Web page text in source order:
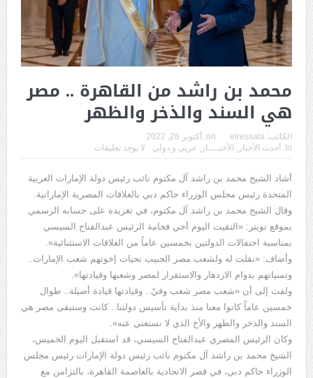
محمد بن راشد من القاهرة .. مصر
هي السند والذخر والظهر
الكاتب: elressala
on:
أكتوبر 28, 2022
In:
أحدث الأخبار , الأخبــــار , عربي و دولي لا يوجد تعليقات
أشاد الشيخ محمد بن راشد آل مكتوم نائب رئيس دولة الإمارات العربية
المتحدة رئيس مجلس الوزراء حاكم دبي بالعلاقات المصرية الإماراتية.
وقال الشيخ محمد بن راشد آل مكتوم، في تغريدة على حسابه الرسمي
بموقع تويتر: «التقيت اليوم أخي فخامة الرئيس عبدالفتاح السيسي
بمناسبة احتفالات الدولتين بخمسين عاماً من العلاقات الاستثنائية».
وأضاف: «نقلت له ولشعب مصر الحبيب تحيات إخوتهم شعب الإمارات..
وتمنياتهم بدوام الازدهار والاستقرار لمصر وشعبها وقيادتها».
ولفت إلى أن «شعب مصر شعب وفيْ.. وقيادتها قيادة أصيلة.. طوال
خمسين عاماً كانوا معنا منذ بداية تأسيس دولتنا.. كانت وستبقى مصر هي
السند والذخر والظهر والأخ الذي لا نستغني عنه».
وكان الرئيس المصري عبدالفتاح السيسي، قد استقبل اليوم الخميس،
الشيخ محمد بن راشد آل مكتوم نائب رئيس دولة الإمارات رئيس مجلس
الوزراء حاكم دبي، في قصر الاتحادية بالعاصمة القاهرة، بالتزامن مع